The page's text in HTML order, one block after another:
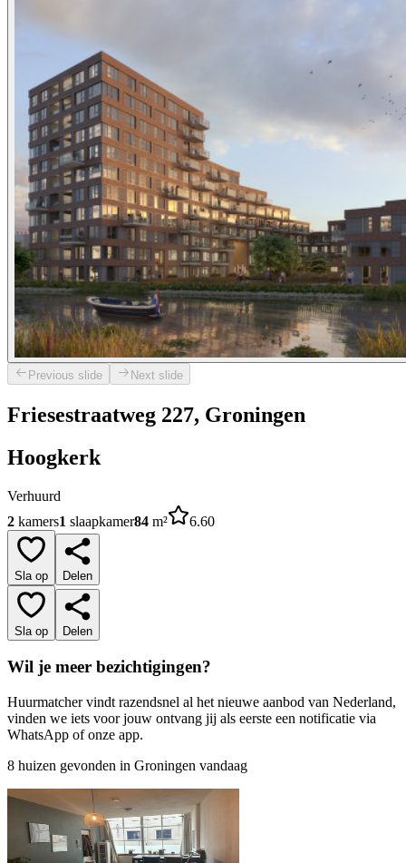
Previous slide Next slide
Friesestraatweg 227, Groningen
Hoogkerk
Verhuurd
2 kamers1 slaapkamer84 m² 6.60
Sla op Delen
Sla op Delen
Wil je meer bezichtigingen?
Huurmatcher vindt razendsnel al het nieuwe aanbod van Nederland,
vinden we iets voor jouw ontvang jij als eerste een notificatie via
WhatsApp of onze app.
8 huizen gevonden in Groningen vandaag